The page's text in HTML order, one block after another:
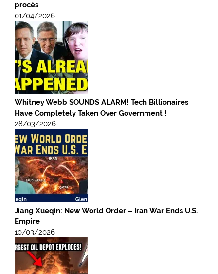
procès
01/04/2026
Whitney Webb SOUNDS ALARM! Tech Billionaires
Have Completely Taken Over Government !
28/03/2026
Jiang Xueqin: New World Order – Iran War Ends U.S.
Empire
10/03/2026